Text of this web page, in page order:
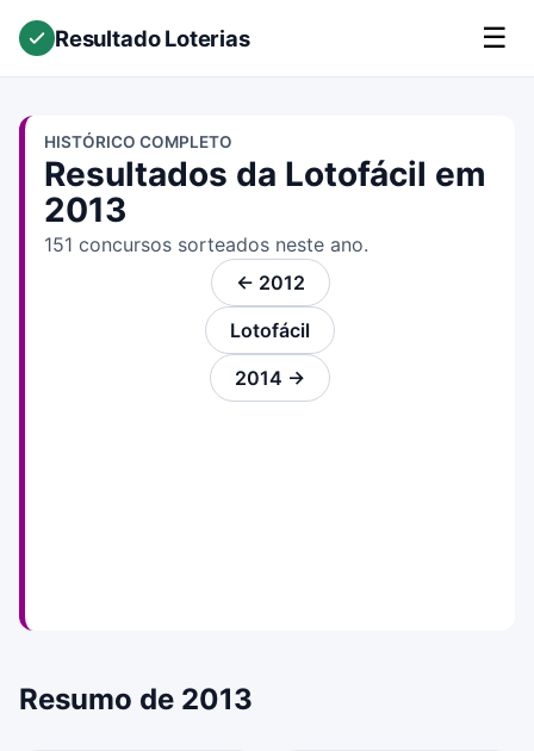
Resultado Loterias ☰
HISTÓRICO COMPLETO
Resultados da Lotofácil em
2013
151 concursos sorteados neste ano.
← 2012
Lotofácil
2014 →
Resumo de 2013